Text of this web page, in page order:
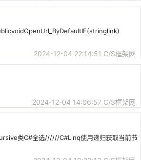
2024-12-04 22:14:51 C/S框架网
2024-12-04 14:06:57 C/S框架网
类C#全选//////C#Linq使用递归获取当前节